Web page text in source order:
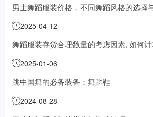
男士舞蹈服装价格，不同舞蹈风格的选择
2025-04-12
舞蹈服装存货合理数量的考虑因素, 如何
平2025-01-06
跳中国舞的必备装备：舞蹈鞋
2024-08-28